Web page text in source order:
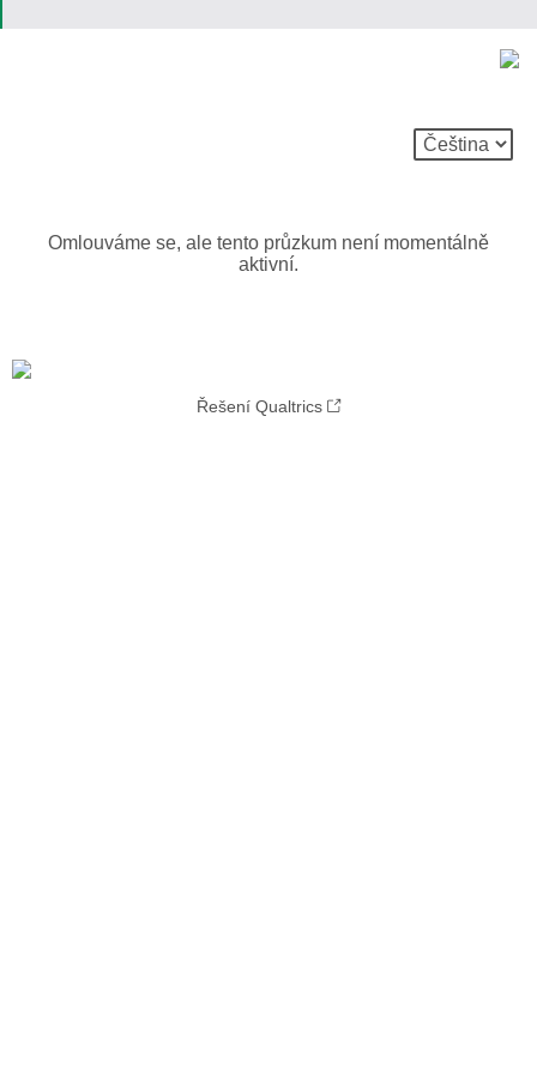
Omlouváme se, ale tento průzkum není momentálně
aktivní.
Řešení Qualtrics